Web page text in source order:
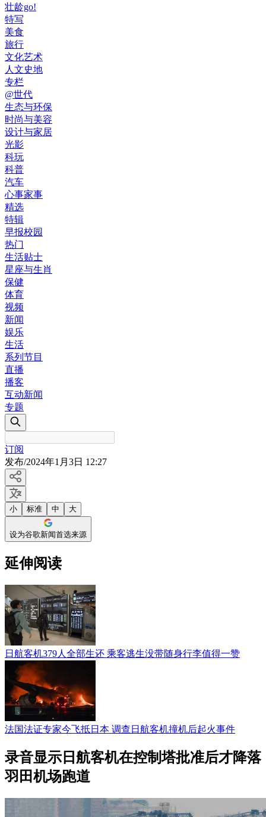
壮龄go!
特写
美食
旅行
文化艺术
人文史地
专栏
@世代
生态与环保
时尚与美容
设计与家居
光影
科玩
科普
汽车
心事家事
精选
特辑
早报校园
热门
生活贴士
星座与生肖
保健
体育
视频
新闻
娱乐
生活
系列节目
直播
播客
互动新闻
专题
订阅
发布/2024年1月3日 12:27
小 标准 中 大
设为谷歌新闻首选来源
延伸阅读
日航客机379人全部生还 乘客逃生没带随身行李值得一赞
法国法证专家今飞抵日本 调查日航客机撞机后起火事件
录音显示日航客机在控制塔批准后才降落
羽田机场跑道